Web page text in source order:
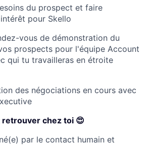
du prospect et faire
pour Skello
vous de démonstration du
prospects pour l'équipe Account
qui tu travailleras en étroite
des négociations en cours avec
retrouver chez toi 😍
par le contact humain et